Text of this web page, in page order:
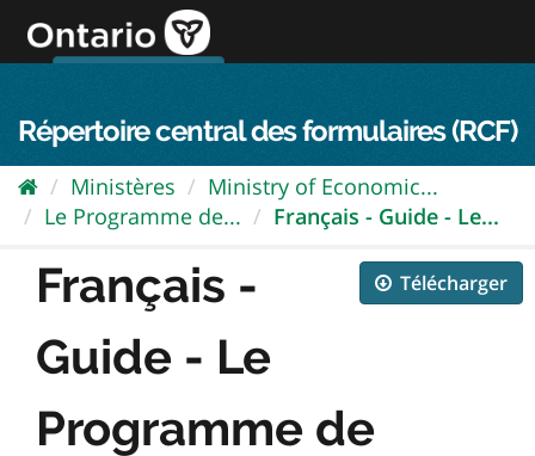
directement
au
Répertoire central des formulaires (RCF)
Ministères
Ministry of Economic...
Le Programme de...
Français - Guide - Le...
Télécharger
Français -
Guide - Le
Programme de